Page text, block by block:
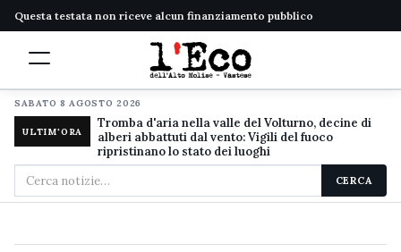
Questa testata non riceve alcun finanziamento pubblico
SABATO 8 AGOSTO 2026
ULTIM'ORA
Tromba d'aria nella valle del Volturno, decine di
alberi abbattuti dal vento: Vigili del fuoco
ripristinano lo stato dei luoghi
Cerca
nel
CERCA